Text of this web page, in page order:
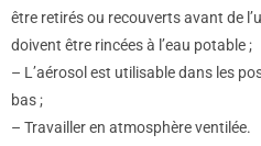
être retirés ou recouverts avant de
doivent être rincées à l’eau potable ;
– L’aérosol est utilisable dans les
bas ;
– Travailler en atmosphère ventilée.